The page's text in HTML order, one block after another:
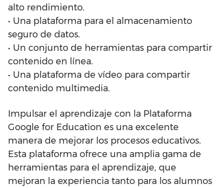
alto rendimiento.
• Una plataforma para el almacenamiento
seguro de datos.
• Un conjunto de herramientas para compartir
contenido en línea.
• Una plataforma de vídeo para compartir
contenido multimedia.
Impulsar el aprendizaje con la Plataforma
Google for Education es una excelente
manera de mejorar los procesos educativos.
Esta plataforma ofrece una amplia gama de
herramientas para el aprendizaje, que
mejoran la experiencia tanto para los alumnos